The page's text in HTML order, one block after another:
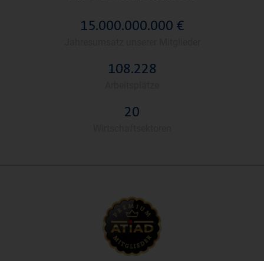
15.000.000.000 €
110.000
26